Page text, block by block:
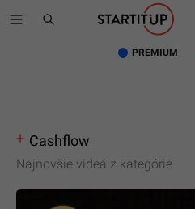
PREMIUM
Cashflow
Najnovšie videá z kategórie